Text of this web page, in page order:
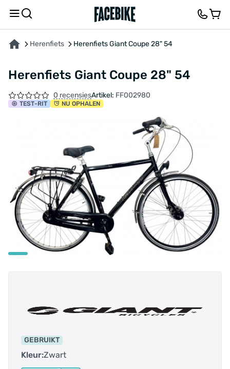
Herenfiets Herenfiets Giant Coupe 28" 54
Herenfiets Giant Coupe 28" 54
0 recensiesArtikel: FF002980
TEST-RIT NU OPHALEN
GEBRUIKT
Kleur:Zwart
OVER HET PRODUCT KENMERKENBESCHRIJVING FEEDBACK EN VRAGEN